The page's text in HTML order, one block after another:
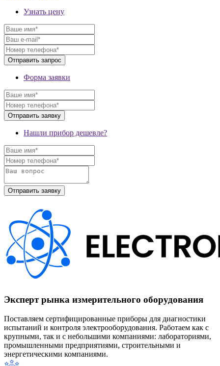
Узнать цену
Форма заявки
Нашли прибор дешевле?
Эксперт рынка измерительного оборудования
Поставляем сертифицированные приборы для диагностики
испытаний и контроля электрооборудования. Работаем как с
крупными, так и с небольшими компаниями: лабораториями,
промышленными предприятиями, строительными и
энергетическими компаниями.